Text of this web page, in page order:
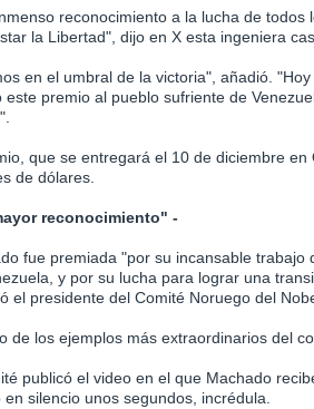
reconocimiento a la lucha de
la Libertad", dijo en X esta ingeniera
en el umbral de la victoria", añadió.
este premio al pueblo sufriente de
que se entregará el 10 de diciembre
de dólares.
reconocimiento" -
fue premiada "por su incansable
y por su lucha para lograr una
el presidente del Comité Noruego del
de los ejemplos más extraordinarios del
publicó el video en el que Machado
en silencio unos segundos, incrédula.